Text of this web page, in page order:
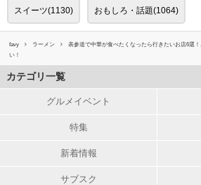
スイーツ(1130) おもしろ・話題(1064)
favy ラーメン
表参道で中華が食べたくなったら行きたいお店6選
い！
カテゴリ一覧
グルメイベント
特集
新着情報
サブスク